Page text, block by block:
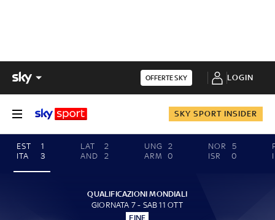
OFFERTE SKY LOGIN
SKY SPORT INSIDER
EST
1
ITA
3
LAT
2
AND
2
UNG
2
ARM
0
NOR
5
ISR
0
QUALIFICAZIONI MONDIALI
GIORNATA 7 - SAB 11 OTT
FINE